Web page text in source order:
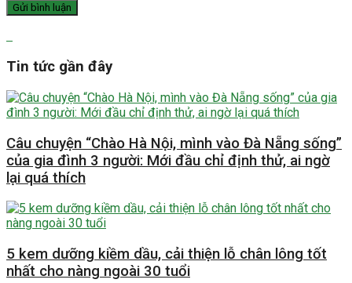
Tin tức gần đây
Câu chuyện “Chào Hà Nội, mình vào Đà Nẵng sống”
của gia đình 3 người: Mới đầu chỉ định thử, ai ngờ
lại quá thích
5 kem dưỡng kiềm dầu, cải thiện lỗ chân lông tốt
nhất cho nàng ngoài 30 tuổi